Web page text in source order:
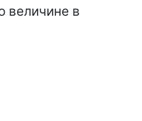
величине в